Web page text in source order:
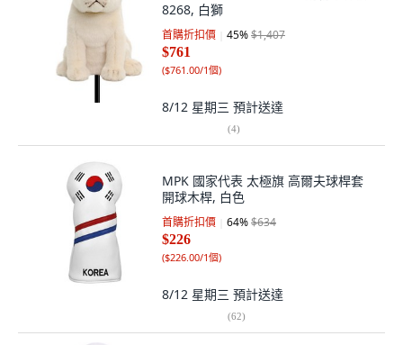
8268, 白獅
首購折扣價 45%$1,407
$761
($761.00/1個)
8/12 星期三 預計送達
(4)
MPK 國家代表 太極旗 高爾夫球桿套
開球木桿, 白色
首購折扣價 64%$634
$226
($226.00/1個)
8/12 星期三 預計送達
(62)